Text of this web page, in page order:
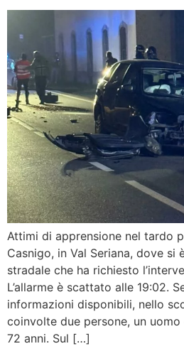
Attimi di apprensione nel tardo
Casnigo, in Val Seriana, dove
stradale che ha richiesto
L’allarme è scattato alle 19:02.
informazioni disponibili, nello
coinvolte due persone, un
72 anni. Sul […]